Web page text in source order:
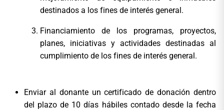
destinados a los fines de interés general.
Financiamiento de los programas, proyectos,
planes, iniciativas y actividades destinadas al
cumplimiento de los fines de interés general.
Enviar al donante un certificado de donación dentro
del plazo de 10 días hábiles contado desde la fecha